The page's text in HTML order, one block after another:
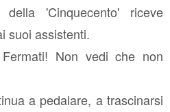
'Cinquecento' riceve
suoi assistenti.
Non vedi che non
a pedalare, a trascinarsi